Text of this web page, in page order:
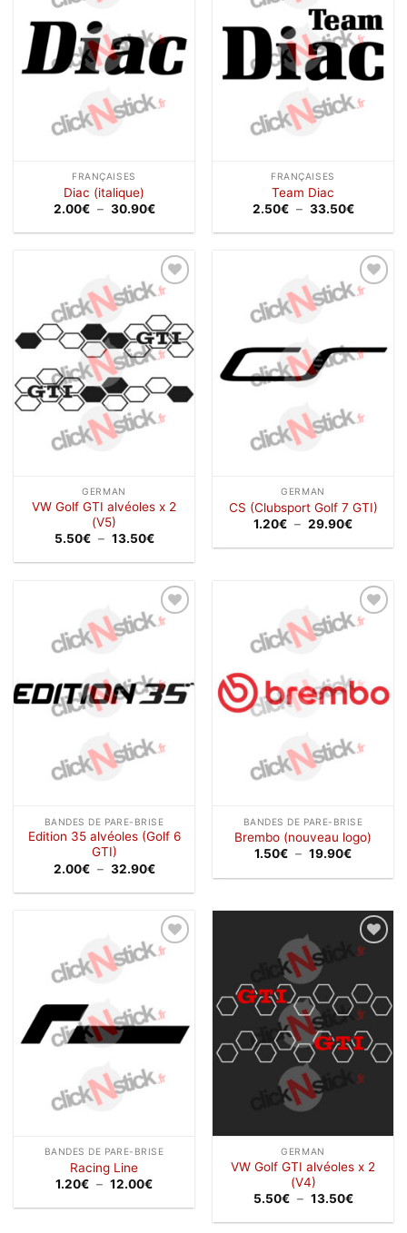
FRANÇAISES
Diac (italique)
2.00€ – 30.90€Plage
prix :
30.90€
FRANÇAISES
Team Diac
2.50€ – 33.50€Plage
prix :
33.50€
Ajouter
wishlist
GERMAN
VW Golf GTI alvéoles x 2
(V5)
5.50€ – 13.50€Plage
prix :
13.50€
Ajouter
GERMAN
CS (Clubsport Golf 7 GTI)
1.20€ – 29.90€Plage
prix :
Ajouter
BANDES DE PARE-BRISE
Edition 35 alvéoles (Golf 6
GTI)
2.00€ – 32.90€Plage
prix :
32.90€
Ajouter
BANDES DE PARE-BRISE
Brembo (nouveau logo)
1.50€ – 19.90€Plage
prix :
19.90€
Ajouter
BANDES DE PARE-BRISE
Racing Line
1.20€ – 12.00€Plage
prix :
Ajouter
wishlist
GERMAN
VW Golf GTI alvéoles x 2
(V4)
5.50€ – 13.50€Plage
prix :